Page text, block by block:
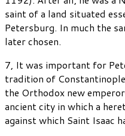
saint of a land situated
Petersburg. In much the
later chosen.
7, It was important for
tradition of
the Orthodox new
ancient city in which a
against which Saint Isaac